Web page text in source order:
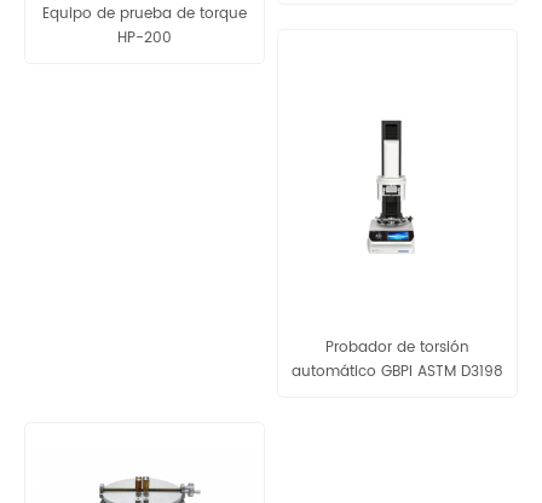
Equipo de prueba de torque
HP-200
Probador de torsión
automático GBPI ASTM D3198